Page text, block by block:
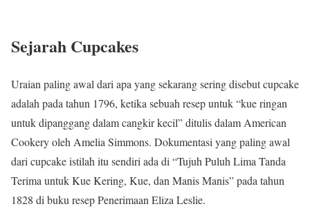
Sejarah Cupcakes
Uraian paling awal dari apa yang sekarang sering disebut cupcake
adalah pada tahun 1796, ketika sebuah resep untuk “kue ringan
untuk dipanggang dalam cangkir kecil” ditulis dalam American
Cookery oleh Amelia Simmons. Dokumentasi yang paling awal
dari cupcake istilah itu sendiri ada di “Tujuh Puluh Lima Tanda
Terima untuk Kue Kering, Kue, dan Manis Manis” pada tahun
1828 di buku resep Penerimaan Eliza Leslie.